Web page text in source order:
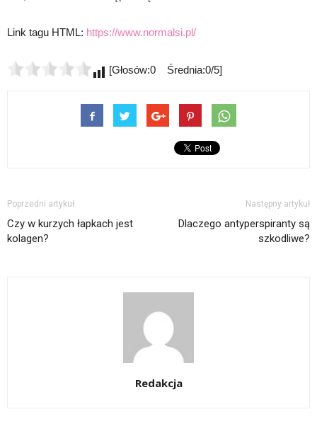
Link tagu HTML: https://www.normalsi.pl/
[Głosów:0 Średnia:0/5]
Poprzedni artykuł
Czy w kurzych łapkach jest
kolagen?
Następny artykuł
Dlaczego antyperspiranty są
szkodliwe?
Redakcja